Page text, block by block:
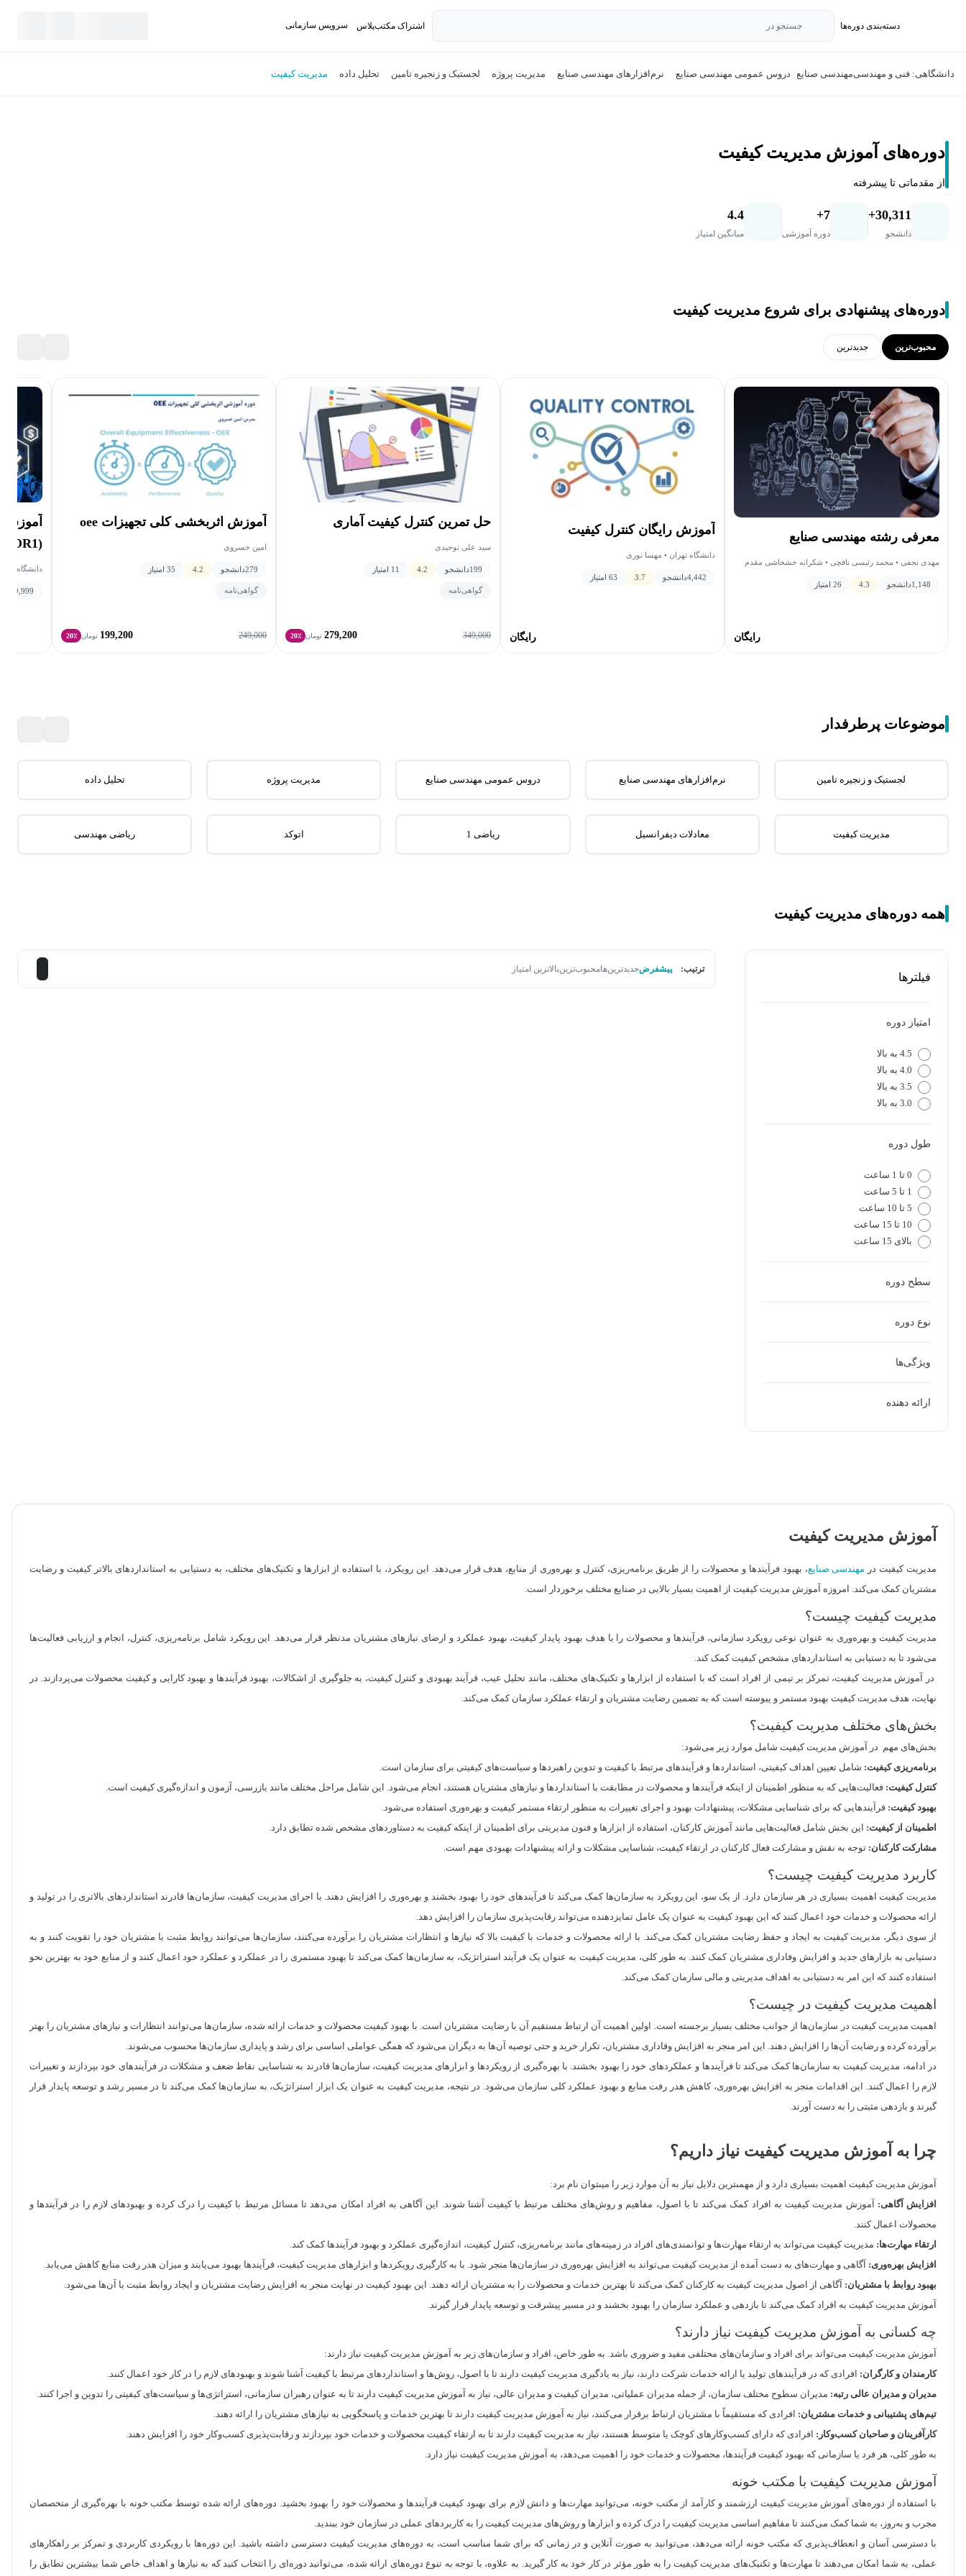
دسته‌بندی‌ دوره‌ها جستجو در اشتراک مکتب‌پلاس سرویس سازمانی
دانشگاهی: فنی و مهندسیمهندسی صنایع دروس عمومی مهندسی صنایع نرم‌افزارهای مهندسی صنایع مدیریت پروژه لجستیک و زنجیره تامین تحلیل داده مدیریت کیفیت
دوره‌های آموزش مدیریت کیفیت
از مقدماتی تا پیشرفته
30,311+
دانشجو
7+
دوره آموزشی
4.4
میانگین امتیاز
دوره‌های پیشنهادی برای شروع مدیریت کیفیت
محبوب‌ترین جدید‌ترین
معرفی رشته مهندسی صنایع
مهدی نجفی • محمد رئیسی نافچی • شکرانه خشخاشی مقدم
1,148دانشجو 4.3 26 امتیاز
رایگان
آموزش رایگان کنترل کیفیت
دانشگاه تهران • مهسا نوری
4,442دانشجو 3.7 63 امتیاز
رایگان
حل تمرین کنترل کیفیت آماری
سید علی توحیدی
199دانشجو 4.2 11 امتیاز
گواهی‌نامه
349,000
279,200 تومان 20٪
آموزش اثربخشی کلی تجهیزات oee
امین خسروی
279دانشجو 4.2 35 امتیاز
گواهی‌نامه
249,000
199,200 تومان 20٪
(OR1)
دانشگاه
9,999
موضوعات پرطرفدار
لجستیک و زنجیره تامین نرم‌افزارهای مهندسی صنایع دروس عمومی مهندسی صنایع مدیریت پروژه تحلیل داده
مدیریت کیفیت معادلات دیفرانسیل ریاضی 1 اتوکد ریاضی مهندسی
همه دوره‌های مدیریت کیفیت
فیلترها
امتیاز دوره
4.5 به بالا
4.0 به بالا
3.5 به بالا
3.0 به بالا
طول دوره
0 تا 1 ساعت
1 تا 5 ساعت
5 تا 10 ساعت
10 تا 15 ساعت
بالای 15 ساعت
سطح دوره
نوع دوره
ویژگی‌ها
ارائه دهنده
ترتیب: پیشفرضجدیدترین‌هامحبوب‌ترینبالاترین امتیاز
آموزش مدیریت کیفیت
مدیریت کیفیت در مهندسی صنایع، بهبود فرآیندها و محصولات را از طریق برنامه‌ریزی، کنترل و بهره‌وری از منابع، هدف قرار می‌دهد. این رویکرد، با استفاده از ابزارها و تکنیک‌های مختلف، به دستیابی به استانداردهای بالاتر کیفیت و رضایت
مشتریان کمک می‌کند. امروزه آموزش مدیریت کیفیت از اهمیت بسیار بالایی در صنایع مختلف برخوردار است.
مدیریت کیفیت چیست؟
مدیریت کیفیت و بهره‌وری به عنوان نوعی رویکرد سازمانی، فرآیندها و محصولات را با هدف بهبود پایدار کیفیت، بهبود عملکرد و ارضای نیازهای مشتریان مدنظر قرار می‌دهد. این رویکرد شامل برنامه‌ریزی، کنترل، انجام و ارزیابی فعالیت‌ها
می‌شود تا به دستیابی به استانداردهای مشخص کیفیت کمک کند.
در آموزش مدیریت کیفیت، تمرکز بر تیمی از افراد است که با استفاده از ابزارها و تکنیک‌های مختلف، مانند تحلیل عیب، فرآیند بهبودی و کنترل کیفیت، به جلوگیری از اشکالات، بهبود فرآیندها و بهبود کارایی و کیفیت محصولات می‌پردازند. در
نهایت، هدف مدیریت کیفیت بهبود مستمر و پیوسته است که به تضمین رضایت مشتریان و ارتقاء عملکرد سازمان کمک می‌کند.
بخش‌های مختلف مدیریت کیفیت؟
بخش‌های مهم در آموزش مدیریت کیفیت شامل موارد زیر می‌شود:
برنامه‌ریزی کیفیت: شامل تعیین اهداف کیفیتی، استانداردها و فرآیندهای مرتبط با کیفیت و تدوین راهبردها و سیاست‌های کیفیتی برای سازمان است.
کنترل کیفیت: فعالیت‌هایی که به منظور اطمینان از اینکه فرآیندها و محصولات در مطابقت با استانداردها و نیازهای مشتریان هستند، انجام می‌شود. این شامل مراحل مختلف مانند بازرسی، آزمون و اندازه‌گیری کیفیت است.
بهبود کیفیت: فرآیندهایی که برای شناسایی مشکلات، پیشنهادات بهبود و اجرای تغییرات به منظور ارتقاء مستمر کیفیت و بهره‌وری استفاده می‌شود.
اطمینان از کیفیت: این بخش شامل فعالیت‌هایی مانند آموزش کارکنان، استفاده از ابزارها و فنون مدیریتی برای اطمینان از اینکه کیفیت به دستاوردهای مشخص شده تطابق دارد.
مشارکت کارکنان: توجه به نقش و مشارکت فعال کارکنان در ارتقاء کیفیت، شناسایی مشکلات و ارائه پیشنهادات بهبودی مهم است.
کاربرد مدیریت کیفیت چیست؟
مدیریت کیفیت اهمیت بسیاری در هر سازمان دارد. از یک سو، این رویکرد به سازمان‌ها کمک می‌کند تا فرآیندهای خود را بهبود بخشند و بهره‌وری را افزایش دهند. با اجرای مدیریت کیفیت، سازمان‌ها قادرند استانداردهای بالاتری را در تولید و
ارائه محصولات و خدمات خود اعمال کنند که این بهبود کیفیت به عنوان یک عامل تمایزدهنده می‌تواند رقابت‌پذیری سازمان را افزایش دهد.
از سوی دیگر، مدیریت کیفیت به ایجاد و حفظ رضایت مشتریان کمک می‌کند. با ارائه محصولات و خدمات با کیفیت بالا که نیازها و انتظارات مشتریان را برآورده می‌کنند، سازمان‌ها می‌توانند روابط مثبت با مشتریان خود را تقویت کنند و به
دستیابی به بازارهای جدید و افزایش وفاداری مشتریان کمک کنند. به طور کلی، مدیریت کیفیت به عنوان یک فرآیند استراتژیک، به سازمان‌ها کمک می‌کند تا بهبود مستمری را در عملکرد و عملکرد خود اعمال کنند و از منابع خود به بهترین نحو
استفاده کنند که این امر به دستیابی به اهداف مدیریتی و مالی سازمان کمک می‌کند.
اهمیت مدیریت کیفیت در چیست؟
اهمیت مدیریت کیفیت در سازمان‌ها از جوانب مختلف بسیار برجسته است. اولین اهمیت آن ارتباط مستقیم آن با رضایت مشتریان است. با بهبود کیفیت محصولات و خدمات ارائه شده، سازمان‌ها می‌توانند انتظارات و نیازهای مشتریان را بهتر
برآورده کرده و رضایت آن‌ها را افزایش دهند. این امر منجر به افزایش وفاداری مشتریان، تکرار خرید و حتی توصیه آن‌ها به دیگران می‌شود که همگی عواملی اساسی برای رشد و پایداری سازمان‌ها محسوب می‌شوند.
در ادامه، مدیریت کیفیت به سازمان‌ها کمک می‌کند تا فرآیندها و عملکردهای خود را بهبود بخشند. با بهره‌گیری از رویکردها و ابزارهای مدیریت کیفیت، سازمان‌ها قادرند به شناسایی نقاط ضعف و مشکلات در فرآیندهای خود بپردازند و تغییرات
لازم را اعمال کنند. این اقدامات منجر به افزایش بهره‌وری، کاهش هدر رفت منابع و بهبود عملکرد کلی سازمان می‌شود. در نتیجه، مدیریت کیفیت به عنوان یک ابزار استراتژیک، به سازمان‌ها کمک می‌کند تا در مسیر رشد و توسعه پایدار قرار
گیرند و بازدهی مثبتی را به دست آورند.
چرا به آموزش مدیریت کیفیت نیاز داریم؟
آموزش مدیریت کیفیت اهمیت بسیاری دارد و از مهمىترین دلایل نیاز به آن موارد زیر را میىتوان نام برد:
افزایش آگاهی: آموزش مدیریت کیفیت به افراد کمک می‌کند تا با اصول، مفاهیم و روش‌های مختلف مرتبط با کیفیت آشنا شوند. این آگاهی به افراد امکان می‌دهد تا مسائل مرتبط با کیفیت را درک کرده و بهبودهای لازم را در فرآیندها و
محصولات اعمال کنند.
ارتقاء مهارت‌ها: مدیریت کیفیت می‌تواند به ارتقاء مهارت‌ها و توانمندی‌های افراد در زمینه‌های مانند برنامه‌ریزی، کنترل کیفیت، اندازه‌گیری عملکرد و بهبود فرآیندها کمک کند.
افزایش بهره‌وری: آگاهی و مهارت‌های به دست آمده از مدیریت کیفیت می‌تواند به افزایش بهره‌وری در سازمان‌ها منجر شود. با به کارگیری رویکردها و ابزارهای مدیریت کیفیت، فرآیندها بهبود می‌یابند و میزان هدر رفت منابع کاهش می‌یابد.
بهبود روابط با مشتریان: آگاهی از اصول مدیریت کیفیت به کارکنان کمک می‌کند تا بهترین خدمات و محصولات را به مشتریان ارائه دهند. این بهبود کیفیت در نهایت منجر به افزایش رضایت مشتریان و ایجاد روابط مثبت با آن‌ها می‌شود.
آموزش مدیریت کیفیت به افراد کمک می‌کند تا بازدهی و عملکرد سازمان را بهبود بخشند و در مسیر پیشرفت و توسعه پایدار قرار گیرند.
چه کسانی به آموزش مدیریت کیفیت نیاز دارند؟
آموزش مدیریت کیفیت می‌تواند برای افراد و سازمان‌های مختلفی مفید و ضروری باشد. به طور خاص، افراد و سازمان‌های زیر به آموزش مدیریت کیفیت نیاز دارند:
کارمندان و کارگران: افرادی که در فرآیندهای تولید یا ارائه خدمات شرکت دارند، نیاز به یادگیری مدیریت کیفیت دارند تا با اصول، روش‌ها و استانداردهای مرتبط با کیفیت آشنا شوند و بهبودهای لازم را در کار خود اعمال کنند.
مدیران و مدیران عالی رتبه: مدیران سطوح مختلف سازمان، از جمله مدیران عملیاتی، مدیران کیفیت و مدیران عالی، نیاز به آموزش مدیریت کیفیت دارند تا به عنوان رهبران سازمانی، استراتژی‌ها و سیاست‌های کیفیتی را تدوین و اجرا کنند.
تیم‌های پشتیبانی و خدمات مشتریان: افرادی که مستقیماً با مشتریان ارتباط برقرار می‌کنند، نیاز به آموزش مدیریت کیفیت دارند تا بهترین خدمات و پاسخگویی به نیازهای مشتریان را ارائه دهند.
کارآفرینان و صاحبان کسب‌وکار: افرادی که دارای کسب‌وکارهای کوچک یا متوسط ​​هستند، نیاز به مدیریت کیفیت دارند تا به ارتقاء کیفیت محصولات و خدمات خود بپردازند و رقابت‌پذیری کسب‌وکار خود را افزایش دهند.
به طور کلی، هر فرد یا سازمانی که بهبود کیفیت فرآیندها، محصولات و خدمات خود را اهمیت می‌دهد، به آموزش مدیریت کیفیت نیاز دارد.
آموزش مدیریت کیفیت با مکتب خونه
با استفاده از دوره‌های آموزش مدیریت کیفیت ارزشمند و کارآمد از مکتب خونه، می‌توانید مهارت‌ها و دانش لازم برای بهبود کیفیت فرآیندها و محصولات خود را بهبود بخشید. دوره‌های ارائه شده توسط مکتب خونه با بهره‌گیری از متخصصان
مجرب و به‌روز، به شما کمک می‌کنند تا مفاهیم اساسی مدیریت کیفیت را درک کرده و ابزارها و روش‌های مدیریت کیفیت را به کاربردهای عملی در سازمان خود ببندید.
با دسترسی آسان و انعطاف‌پذیری که مکتب خونه ارائه می‌دهد، می‌توانید به صورت آنلاین و در زمانی که برای شما مناسب است، به دوره‌های مدیریت کیفیت دسترسی داشته باشید. این دوره‌ها با رویکردی کاربردی و تمرکز بر راهکارهای
عملی، به شما امکان می‌دهند تا مهارت‌ها و تکنیک‌های مدیریت کیفیت را به طور مؤثر در کار خود به کار گیرید. به علاوه، با توجه به تنوع دوره‌های ارائه شده، می‌توانید دوره‌ای را انتخاب کنید که به نیازها و اهداف خاص شما بیشترین تطابق را